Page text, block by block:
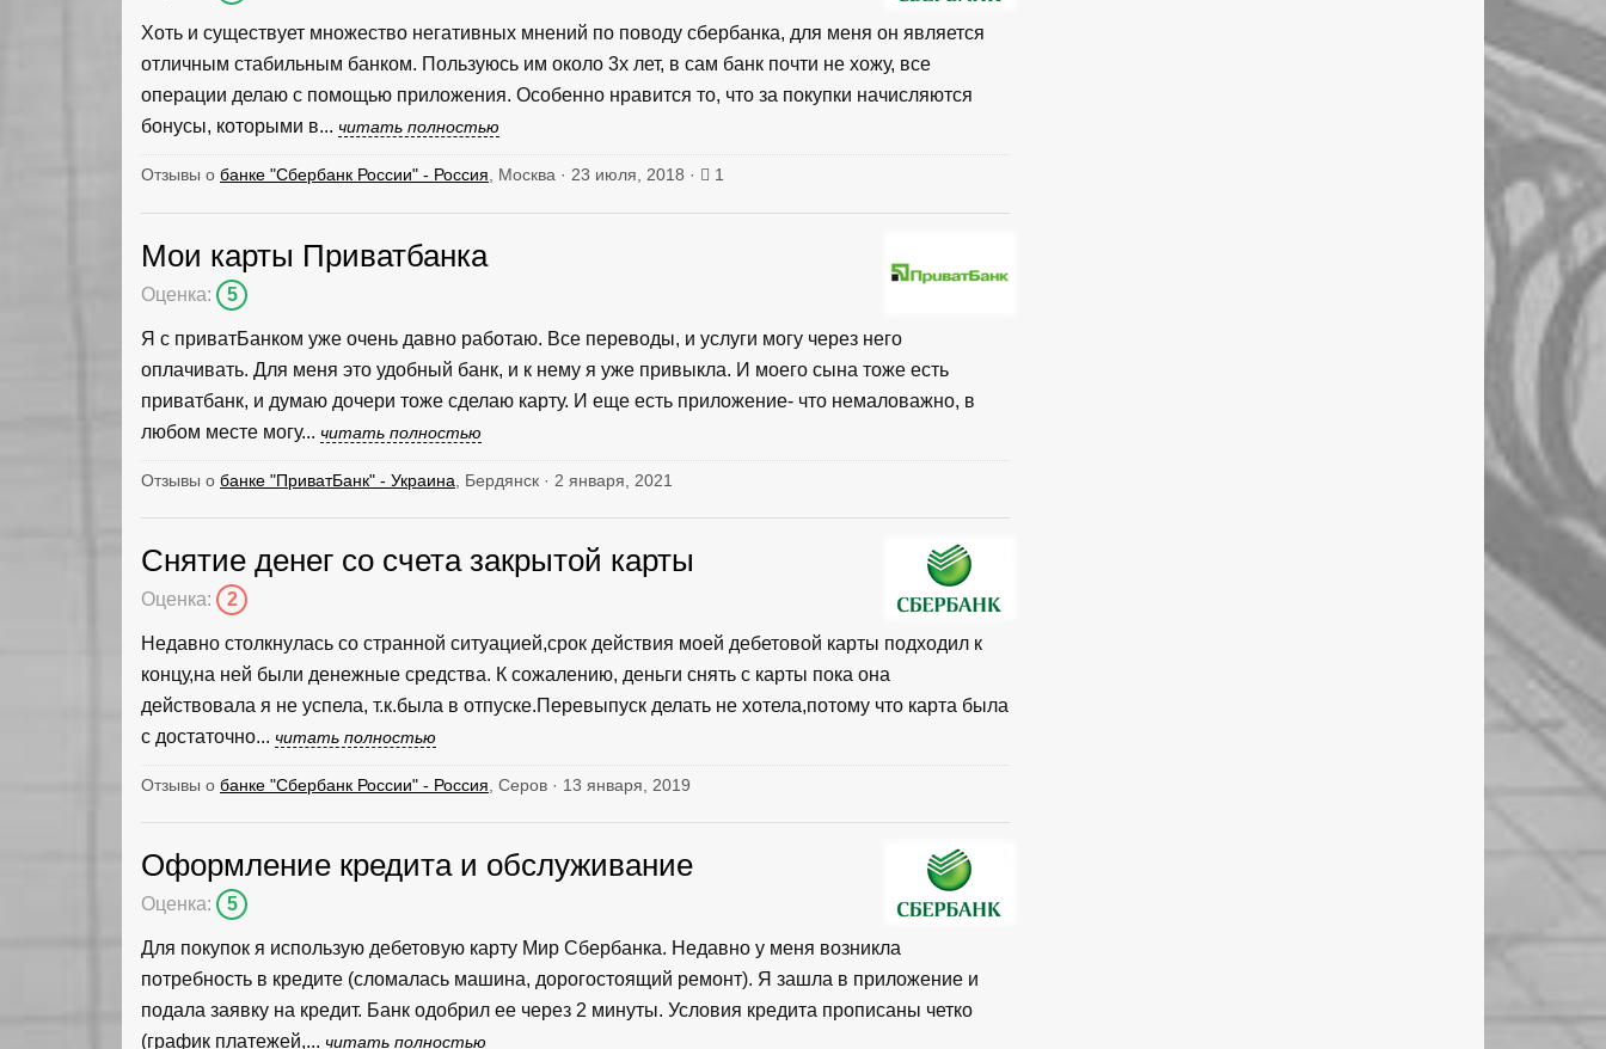
Хоть и существует множество негативных мнений по поводу сбербанка, для меня он является
отличным стабильным банком. Пользуюсь им около 3х лет, в сам банк почти не хожу, все
операции делаю с помощью приложения. Особенно нравится то, что за покупки начисляются
бонусы, которыми в... читать полностью
Отзывы о банке "Сбербанк России" - Россия , Москва · 23 июля, 2018 · 1
Мои карты Приватбанка
Оценка: 5
Я с приватБанком уже очень давно работаю. Все переводы, и услуги могу через него
оплачивать. Для меня это удобный банк, и к нему я уже привыкла. И моего сына тоже есть
приватбанк, и думаю дочери тоже сделаю карту. И еще есть приложение- что немаловажно, в
любом месте могу... читать полностью
Отзывы о банке "ПриватБанк" - Украина , Бердянск · 2 января, 2021
Снятие денег со счета закрытой карты
Оценка: 2
Недавно столкнулась со странной ситуацией,срок действия моей дебетовой карты подходил к
концу,на ней были денежные средства. К сожалению, деньги снять с карты пока она
действовала я не успела, т.к.была в отпуске.Перевыпуск делать не хотела,потому что карта была
с достаточно... читать полностью
Отзывы о банке "Сбербанк России" - Россия , Серов · 13 января, 2019
Оформление кредита и обслуживание
Оценка: 5
Для покупок я использую дебетовую карту Мир Сбербанка. Недавно у меня возникла
потребность в кредите (сломалась машина, дорогостоящий ремонт). Я зашла в приложение и
подала заявку на кредит. Банк одобрил ее через 2 минуты. Условия кредита прописаны четко
(график платежей,... читать полностью